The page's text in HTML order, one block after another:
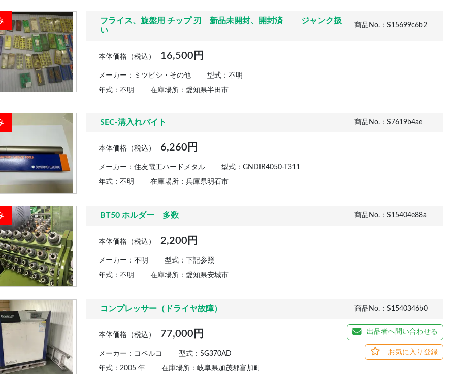
フライス、旋盤用 チップ 刃 新品未開封、開封済 ジャンク扱
い
商品No.：S15699c6b2
本体価格（税込） 16,500円
メーカー：ミツビシ・その他 型式：不明
年式：不明 在庫場所：愛知県半田市
SEC-溝入れバイト 商品No.：S7619b4ae
本体価格（税込） 6,260円
メーカー：住友電工ハードメタル 型式：GNDIR4050-T311
年式：不明 在庫場所：兵庫県明石市
BT50 ホルダー 多数 商品No.：S15404e88a
本体価格（税込） 2,200円
メーカー：不明 型式：下記参照
年式：不明 在庫場所：愛知県安城市
コンプレッサー（ドライヤ故障） 商品No.：S1540346b0
本体価格（税込） 77,000円
メーカー：コベルコ 型式：SG370AD
年式：2005 年 在庫場所：岐阜県加茂郡富加町
出品者へ問い合わせる
お気に入り登録